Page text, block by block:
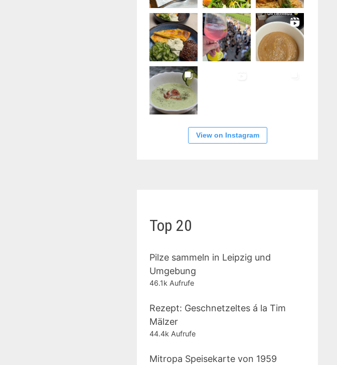
View on Instagram
Top 20
Pilze sammeln in Leipzig und
Umgebung
46.1k Aufrufe
Rezept: Geschnetzeltes á la Tim
Mälzer
44.4k Aufrufe
Mitropa Speisekarte von 1959